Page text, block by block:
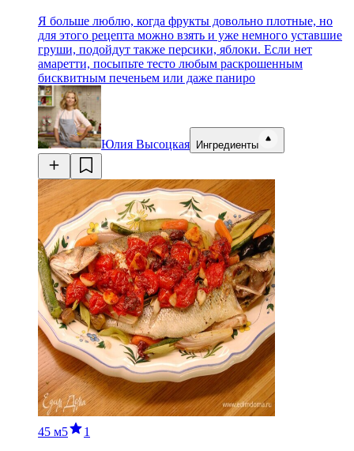
Я больше люблю, когда фрукты довольно плотные, но
для этого рецепта можно взять и уже немного уставшие
груши, подойдут также персики, яблоки. Если нет
амаретти, посыпьте тесто любым раскрошенным
бисквитным печеньем или даже паниро
Юлия Высоцкая Ингредиенты
45 м5 1